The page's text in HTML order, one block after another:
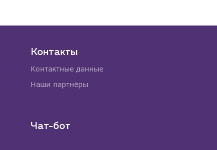
Контакты
Контактные данные
Наши партнёры
Чат-бот